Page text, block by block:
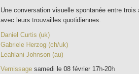
Une conversation visuelle spontanée entre
avec leurs trouvailles quotidiennes.
Daniel Curtis (uk)
Gabriele Herzog (ch/uk)
Leahlani Johnson (au)
Vernissage samedi le 08 février 17h-20h